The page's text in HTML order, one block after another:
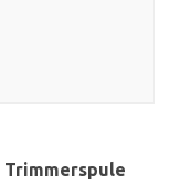
Trimmerspule